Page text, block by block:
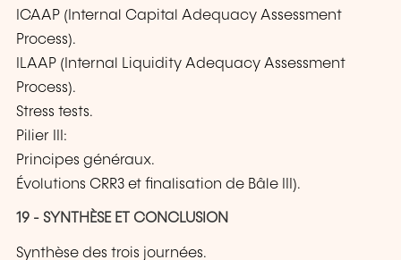
ICAAP (Internal Capital Adequacy Assessment
Process).
ILAAP (Internal Liquidity Adequacy Assessment
Process).
Stress tests.
Pilier III:
Principes généraux.
Évolutions CRR3 et finalisation de Bâle III).
19 - SYNTHÈSE ET CONCLUSION
Synthèse des trois journées.